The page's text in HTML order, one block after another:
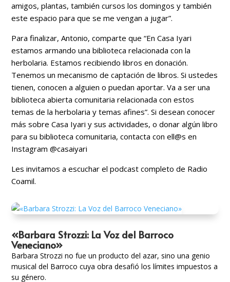
amigos, plantas, también cursos los domingos y también
este espacio para que se me vengan a jugar”.
Para finalizar, Antonio, comparte que “En Casa Iyari
estamos armando una biblioteca relacionada con la
herbolaria. Estamos recibiendo libros en donación.
Tenemos un mecanismo de captación de libros. Si ustedes
tienen, conocen a alguien o puedan aportar. Va a ser una
biblioteca abierta comunitaria relacionada con estos
temas de la herbolaria y temas afines”. Si desean conocer
más sobre Casa Iyari y sus actividades, o donar algún libro
para su biblioteca comunitaria, contacta con ell@s en
Instagram @casaiyari
Les invitamos a escuchar el podcast completo de Radio
Coamil.
«Barbara Strozzi: La Voz del Barroco
Veneciano»
Barbara Strozzi no fue un producto del azar, sino una genio
musical del Barroco cuya obra desafió los límites impuestos a
su género.